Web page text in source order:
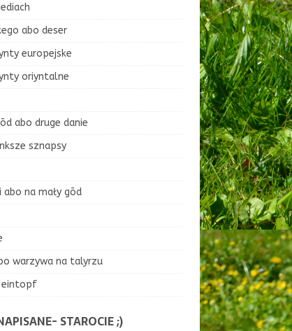
abo deser
europejske
oriyntalne
abo druge danie
sznapsy
abo na mały gōd
warzywa na talyrzu
eintopf
STAROCIE ;)